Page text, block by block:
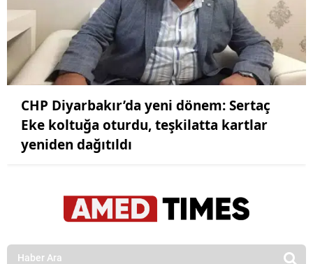
CHP Diyarbakır’da yeni dönem: Sertaç
Eke koltuğa oturdu, teşkilatta kartlar
yeniden dağıtıldı